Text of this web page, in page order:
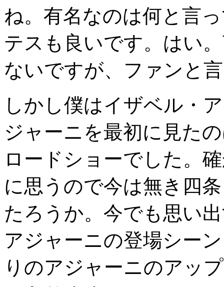
ね。有名なのは何と言
テスも良いです。はい
ないですが、ファンと
しかし僕はイザベル・
ジャーニを最初に見た
ロードショーでした。
に思うので今は無き四
たろうか。今でも思い
アジャーニの登場シー
りのアジャーニのアッ